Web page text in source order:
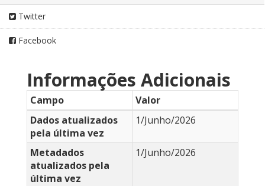
Twitter
Facebook
Informações Adicionais
Campo
Valor
Dados atualizados
pela última vez
1/Junho/2026
Metadados
atualizados pela
última vez
1/Junho/2026